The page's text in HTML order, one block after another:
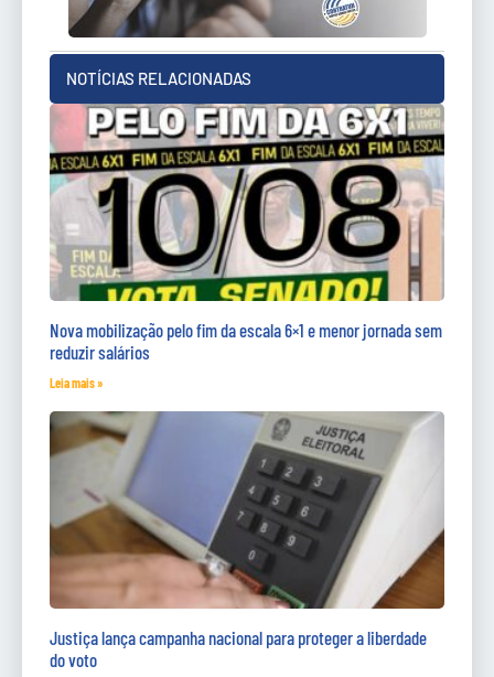
NOTÍCIAS RELACIONADAS
Nova mobilização pelo fim da escala 6×1 e menor jornada sem
reduzir salários
Leia mais »
Justiça lança campanha nacional para proteger a liberdade
do voto